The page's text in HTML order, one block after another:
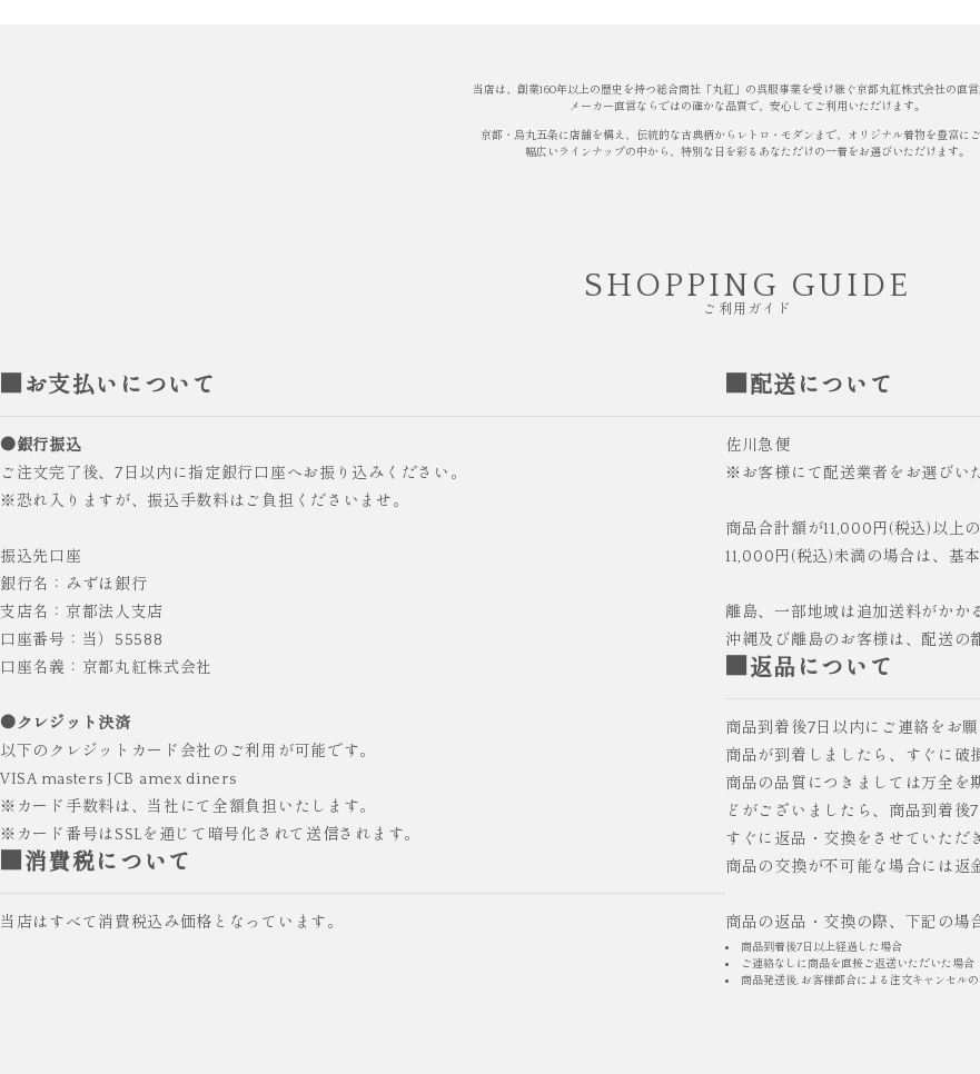
当店は、創業160年以上の歴史を持つ総合商社「丸紅」の呉服事業を受け継ぐ京都丸紅株式会社の直営
メーカー直営ならではの確かな品質で、安心してご利用いただけます。
京都・烏丸五条に店舗を構え、伝統的な古典柄からレトロ・モダンまで、オリジナル着物を豊富にご
幅広いラインナップの中から、特別な日を彩るあなただけの一着をお選びいただけます。
SHOPPING GUIDE
ご利用ガイド
■お支払いについて
●銀行振込
ご注文完了後、7日以内に指定銀行口座へお振り込みください。
※恐れ入りますが、振込手数料はご負担くださいませ。
振込先口座
銀行名：みずほ銀行
支店名：京都法人支店
口座番号：当）55588
口座名義：京都丸紅株式会社
●クレジット決済
以下のクレジットカード会社のご利用が可能です。
VISA masters JCB amex diners
※カード手数料は、当社にて全額負担いたします。
※カード番号はSSLを通じて暗号化されて送信されます。
■消費税について
当店はすべて消費税込み価格となっています。
■配送について
佐川急便
※お客様にて配送業者をお選びい
商品合計額が11,000円(税込)以上
11,000円(税込)未満の場合は、基
離島、一部地域は追加送料がかか
沖縄及び離島のお客様は、配送の
■返品について
商品到着後7日以内にご連絡をお願
商品が到着しましたら、すぐに破
商品の品質につきましては万全を
どがございましたら、商品到着後
すぐに返品・交換をさせていただ
商品の交換が不可能な場合には返
商品の返品・交換の際、下記の場
商品到着後7日以上経過した場合
ご連絡なしに商品を直接ご返送いただいた場合
商品発送後, お客様都合による注文キャンセル